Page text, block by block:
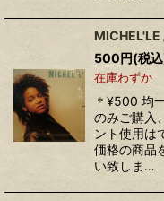
500円(税
在庫わずか
＊¥500 均
のみご購入
ント使用
価格の商品
い致しま…